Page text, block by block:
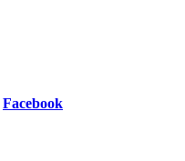
Facebook